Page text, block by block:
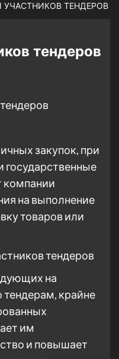
УЧАСТНИКОВ ТЕНДЕРОВ
тендеров
закупок, при
государственные
компании
на выполнение
товаров или
тендеров
на
тендерам, крайне
им
и повышает